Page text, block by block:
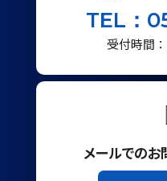
TEL：
受付時間
メールでのお